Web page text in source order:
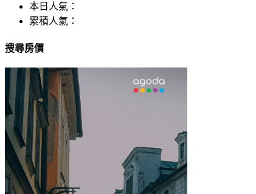
本日人氣：
累積人氣：
搜尋房價